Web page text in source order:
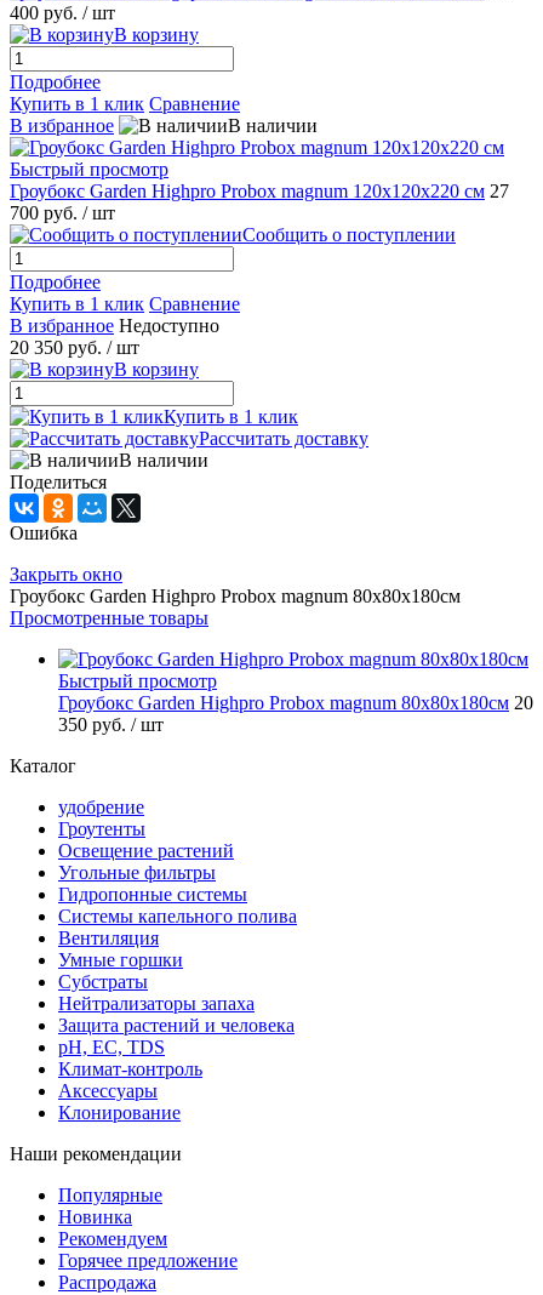
400 руб. / шт
В корзину
Подробнее
Купить в 1 клик Сравнение
В избранное
В наличии
Быстрый просмотр
Гроубокс Garden Highpro Probox magnum 120х120х220 см 27
700 руб. / шт
Сообщить о поступлении
Подробнее
Купить в 1 клик Сравнение
В избранное Недоступно
20 350 руб. / шт
В корзину
Купить в 1 клик
Рассчитать доставку
В наличии
Поделиться
Ошибка
Закрыть окно
Гроубокс Garden Highpro Probox magnum 80х80х180см
Просмотренные товары
Быстрый просмотр
Гроубокс Garden Highpro Probox magnum 80х80х180см 20
350 руб. / шт
Каталог
удобрение
Гроутенты
Освещение растений
Угольные фильтры
Гидропонные системы
Системы капельного полива
Вентиляция
Умные горшки
Субстраты
Нейтрализаторы запаха
Защита растений и человека
pH, EC, TDS
Климат-контроль
Аксессуары
Клонирование
Наши рекомендации
Популярные
Новинка
Рекомендуем
Горячее предложение
Распродажа